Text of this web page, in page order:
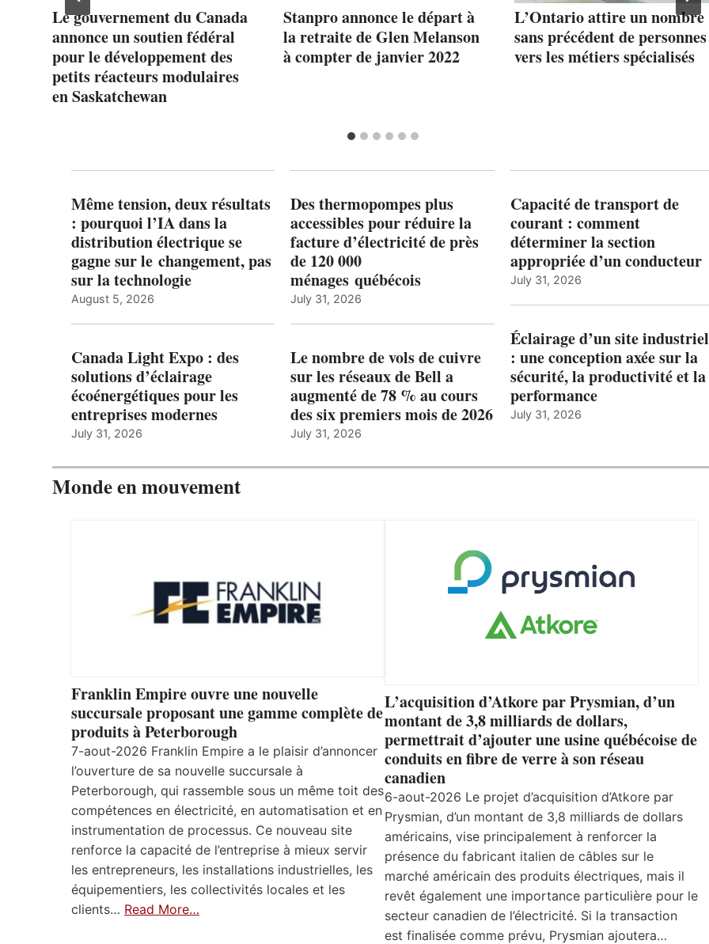
Le gouvernement du Canada
annonce un soutien fédéral
pour le développement des
petits réacteurs modulaires
en Saskatchewan
Stanpro annonce le départ à
la retraite de Glen Melanson
à compter de janvier 2022
L’Ontario attire un nombre
sans précédent de personnes
vers les métiers spécialisés
Même tension, deux résultats
: pourquoi l’IA dans la
distribution électrique se
gagne sur le changement, pas
sur la technologie
August 5, 2026
Canada Light Expo : des
solutions d’éclairage
écoénergétiques pour les
entreprises modernes
July 31, 2026
Des thermopompes plus
accessibles pour réduire la
facture d’électricité de près
de 120 000
ménages québécois
July 31, 2026
Le nombre de vols de cuivre
sur les réseaux de Bell a
augmenté de 78 % au cours
des six premiers mois de 2026
July 31, 2026
Capacité de transport de
courant : comment
déterminer la section
appropriée d’un conducteur
July 31, 2026
Éclairage d’un site industriel
: une conception axée sur la
sécurité, la productivité et la
performance
July 31, 2026
Monde en mouvement
Franklin Empire ouvre une nouvelle
succursale proposant une gamme complète de
produits à Peterborough
7-aout-2026 Franklin Empire a le plaisir d’annoncer
l’ouverture de sa nouvelle succursale à
Peterborough, qui rassemble sous un même toit des
compétences en électricité, en automatisation et en
instrumentation de processus. Ce nouveau site
renforce la capacité de l’entreprise à mieux servir
les entrepreneurs, les installations industrielles, les
équipementiers, les collectivités locales et les
clients… Read More…
L’acquisition d’Atkore par Prysmian, d’un
montant de 3,8 milliards de dollars,
permettrait d’ajouter une usine québécoise de
conduits en fibre de verre à son réseau
canadien
6-aout-2026 Le projet d’acquisition d’Atkore par
Prysmian, d’un montant de 3,8 milliards de dollars
américains, vise principalement à renforcer la
présence du fabricant italien de câbles sur le
marché américain des produits électriques, mais il
revêt également une importance particulière pour le
secteur canadien de l’électricité. Si la transaction
est finalisée comme prévu, Prysmian ajoutera…